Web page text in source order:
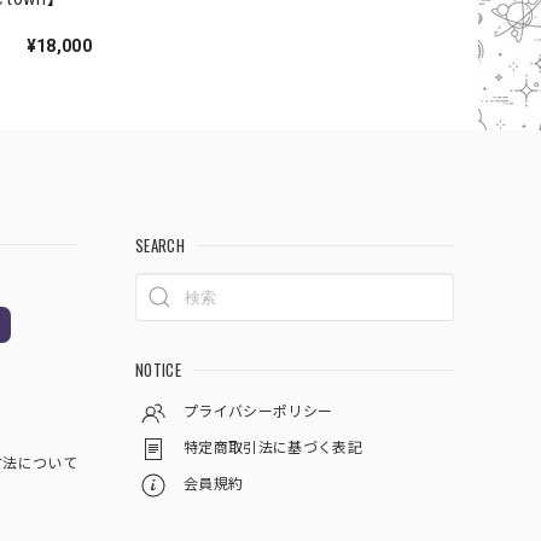
¥18,000
について
SEARCH
NOTICE
プライバシーポリシー
特定商取引法に基づく表記
会員規約